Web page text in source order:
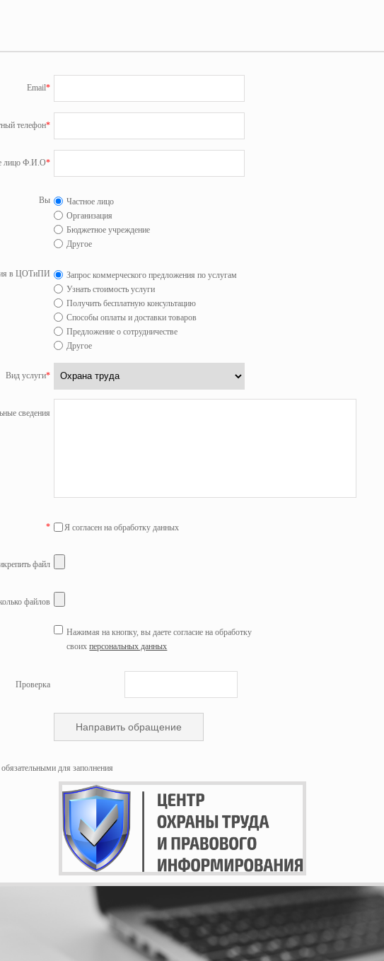
Email*
телефон*
лицо Ф.И.О*
Вы
Частное лицо
Организация
Бюджетное учреждение
Другое
в ЦОТиПИ
Запрос коммерческого предложения по услугам
Узнать стоимость услуги
Получить бесплатную консультацию
Способы оплаты и доставки товаров
Предложение о сотрудничестве
Другое
Вид услуги*
сведения
* Я согласен на обработку данных
файл
файлов
Нажимая на кнопку, вы даете согласие на обработку
своихперсональных данных
Проверка
для заполнения